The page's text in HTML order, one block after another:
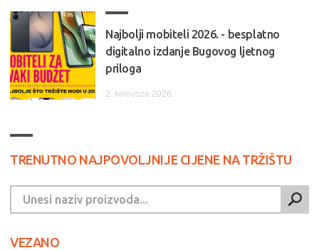
Najbolji mobiteli 2026. - besplatno
digitalno izdanje Bugovog ljetnog
priloga
2. kolovoza 2026.
TRENUTNO NAJPOVOLJNIJE CIJENE NA TRŽIŠTU
VEZANO